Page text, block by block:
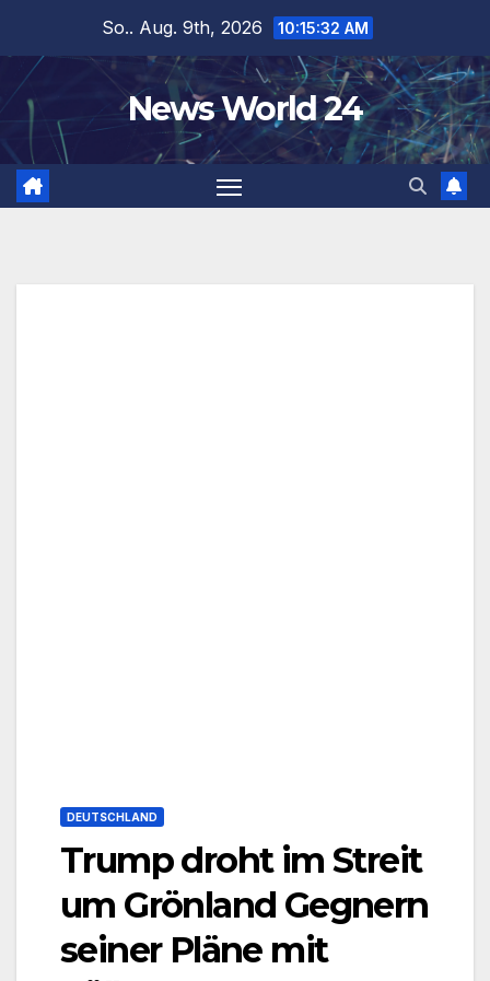
springen
So.. Aug. 9th, 2026 10:15:33 AM
News World 24
DEUTSCHLAND
Trump droht im Streit
um Grönland Gegnern
seiner Pläne mit